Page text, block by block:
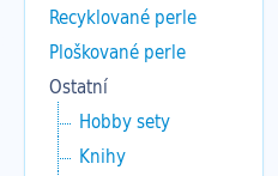
Recyklované perle
Ploškované perle
Ostatní
Hobby sety
Knihy